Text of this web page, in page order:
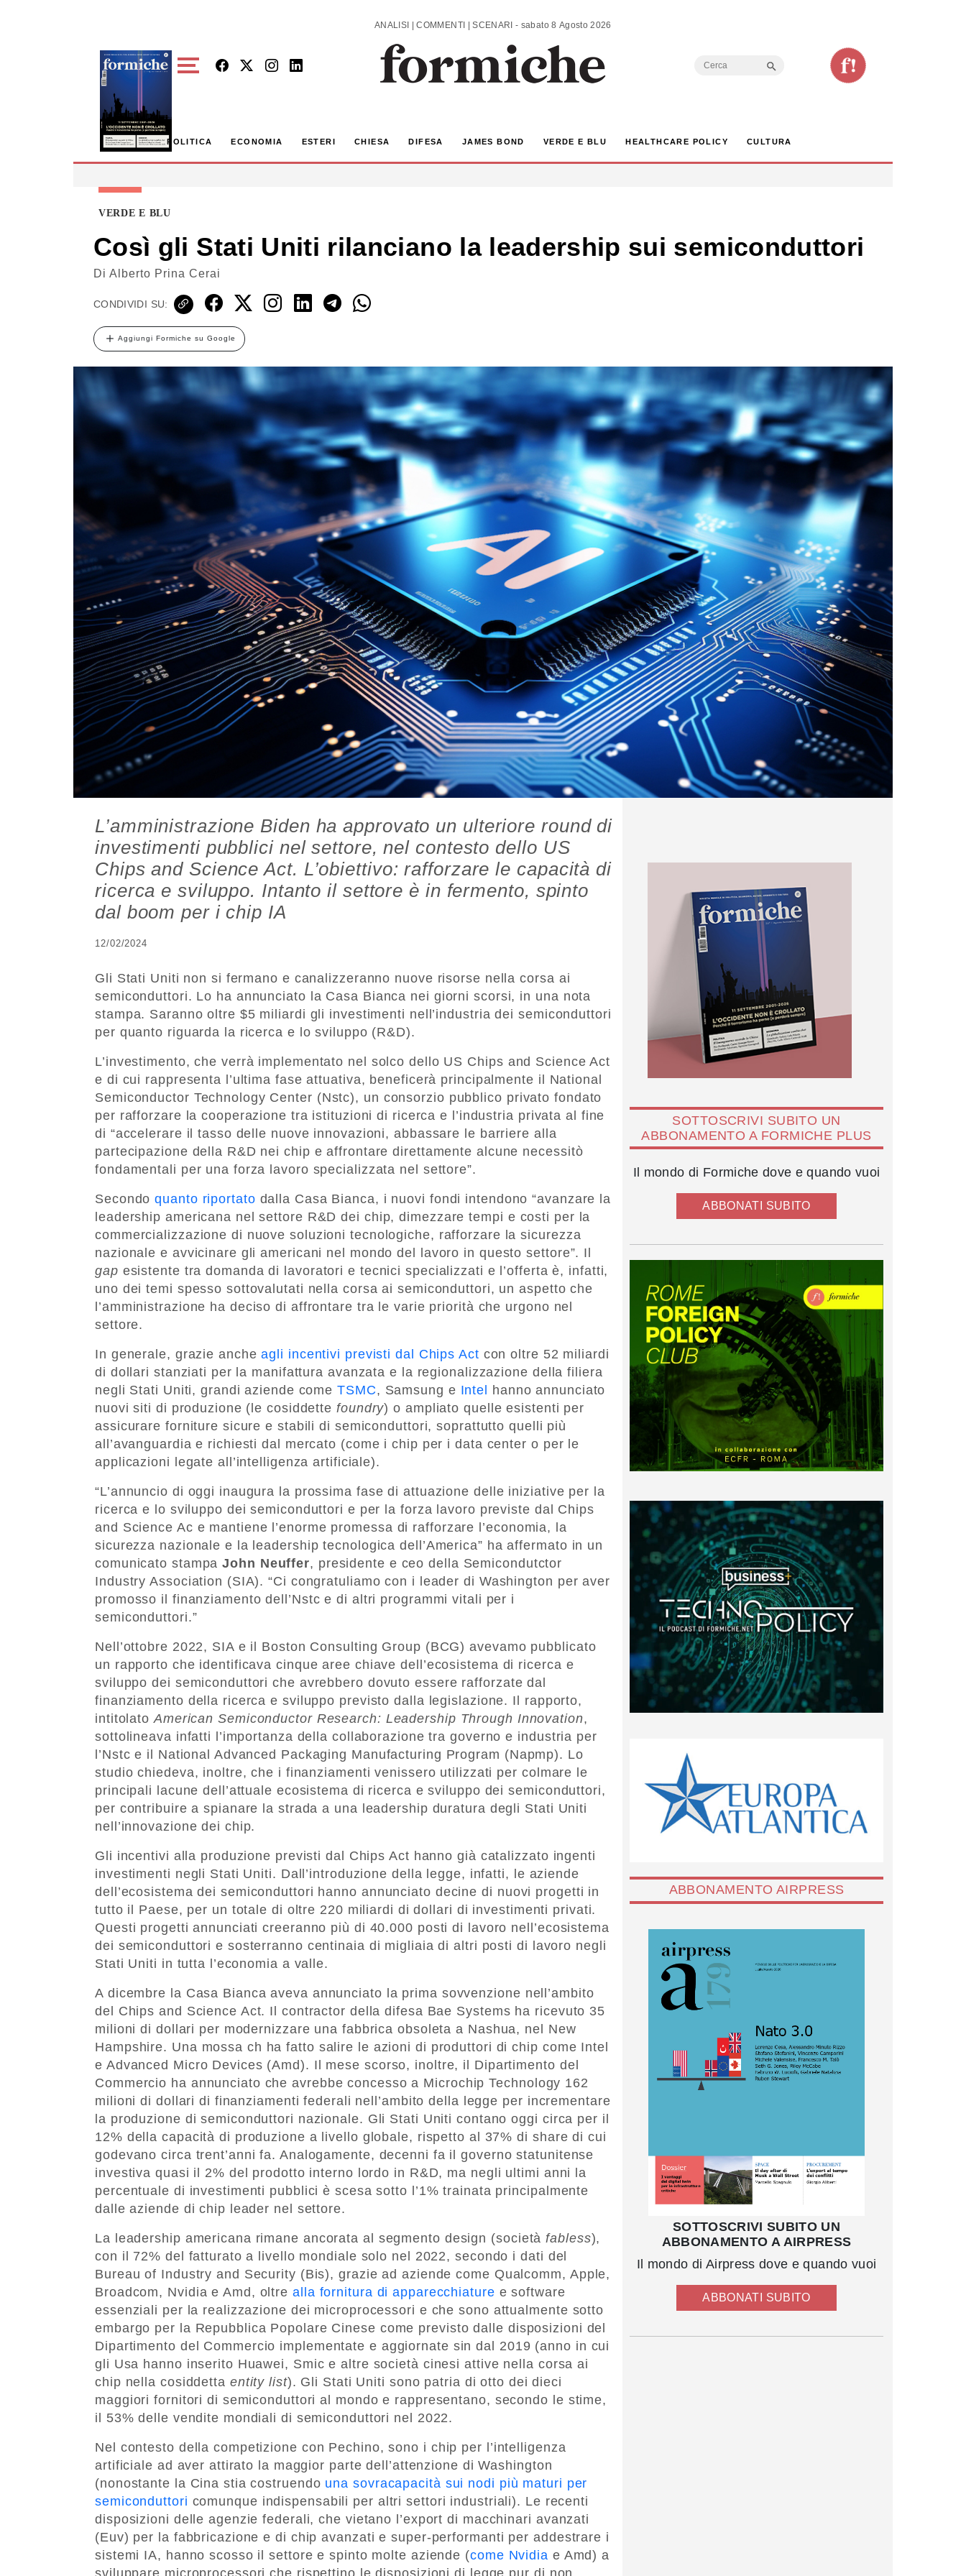
ANALISI | COMMENTI | SCENARI - sabato 8 Agosto 2026
Search
POLITICA ECONOMIA ESTERI CHIESA DIFESA JAMES BOND VERDE E BLU HEALTHCARE POLICY CULTURA
VERDE E BLU
Così gli Stati Uniti rilanciano la leadership sui semiconduttori
Di Alberto Prina Cerai
CONDIVIDI SU:
Aggiungi Formiche su Google
L’amministrazione Biden ha approvato un ulteriore round di
investimenti pubblici nel settore, nel contesto dello US
Chips and Science Act. L’obiettivo: rafforzare le capacità di
ricerca e sviluppo. Intanto il settore è in fermento, spinto
dal boom per i chip IA
12/02/2024
Gli Stati Uniti non si fermano e canalizzeranno nuove risorse nella corsa ai
semiconduttori. Lo ha annunciato la Casa Bianca nei giorni scorsi, in una nota
stampa. Saranno oltre $5 miliardi gli investimenti nell’industria dei semiconduttori
per quanto riguarda la ricerca e lo sviluppo (R&D).
L’investimento, che verrà implementato nel solco dello US Chips and Science Act
e di cui rappresenta l’ultima fase attuativa, beneficerà principalmente il National
Semiconductor Technology Center (Nstc), un consorzio pubblico privato fondato
per rafforzare la cooperazione tra istituzioni di ricerca e l’industria privata al fine
di “accelerare il tasso delle nuove innovazioni, abbassare le barriere alla
partecipazione della R&D nei chip e affrontare direttamente alcune necessitò
fondamentali per una forza lavoro specializzata nel settore”.
Secondoquanto riportato dalla Casa Bianca, i nuovi fondi intendono “avanzare la
leadership americana nel settore R&D dei chip, dimezzare tempi e costi per la
commercializzazione di nuove soluzioni tecnologiche, rafforzare la sicurezza
nazionale e avvicinare gli americani nel mondo del lavoro in questo settore”. Il
gap esistente tra domanda di lavoratori e tecnici specializzati e l’offerta è, infatti,
uno dei temi spesso sottovalutati nella corsa ai semiconduttori, un aspetto che
l’amministrazione ha deciso di affrontare tra le varie priorità che urgono nel
settore.
In generale, grazie ancheagli incentivi previsti dal Chips Act con oltre 52 miliardi
di dollari stanziati per la manifattura avanzata e la regionalizzazione della filiera
negli Stati Uniti, grandi aziende comeTSMC, Samsung e Intel hanno annunciato
nuovi siti di produzione (le cosiddette foundry) o ampliato quelle esistenti per
assicurare forniture sicure e stabili di semiconduttori, soprattutto quelli più
all’avanguardia e richiesti dal mercato (come i chip per i data center o per le
applicazioni legate all’intelligenza artificiale).
“L’annuncio di oggi inaugura la prossima fase di attuazione delle iniziative per la
ricerca e lo sviluppo dei semiconduttori e per la forza lavoro previste dal Chips
and Science Ac e mantiene l’enorme promessa di rafforzare l’economia, la
sicurezza nazionale e la leadership tecnologica dell’America” ha affermato in un
comunicato stampaJohn Neuffer, presidente e ceo della Semicondutctor
Industry Association (SIA). “Ci congratuliamo con i leader di Washington per aver
promosso il finanziamento dell’Nstc e di altri programmi vitali per i
semiconduttori.”
Nell’ottobre 2022, SIA e il Boston Consulting Group (BCG) avevamo pubblicato
un rapporto che identificava cinque aree chiave dell’ecosistema di ricerca e
sviluppo dei semiconduttori che avrebbero dovuto essere rafforzate dal
finanziamento della ricerca e sviluppo previsto dalla legislazione. Il rapporto,
intitolato American Semiconductor Research: Leadership Through Innovation,
sottolineava infatti l’importanza della collaborazione tra governo e industria per
l’Nstc e il National Advanced Packaging Manufacturing Program (Napmp). Lo
studio chiedeva, inoltre, che i finanziamenti venissero utilizzati per colmare le
principali lacune dell’attuale ecosistema di ricerca e sviluppo dei semiconduttori,
per contribuire a spianare la strada a una leadership duratura degli Stati Uniti
nell’innovazione dei chip.
Gli incentivi alla produzione previsti dal Chips Act hanno già catalizzato ingenti
investimenti negli Stati Uniti. Dall’introduzione della legge, infatti, le aziende
dell’ecosistema dei semiconduttori hanno annunciato decine di nuovi progetti in
tutto il Paese, per un totale di oltre 220 miliardi di dollari di investimenti privati.
Questi progetti annunciati creeranno più di 40.000 posti di lavoro nell’ecosistema
dei semiconduttori e sosterranno centinaia di migliaia di altri posti di lavoro negli
Stati Uniti in tutta l’economia a valle.
A dicembre la Casa Bianca aveva annunciato la prima sovvenzione nell’ambito
del Chips and Science Act. Il contractor della difesa Bae Systems ha ricevuto 35
milioni di dollari per modernizzare una fabbrica obsoleta a Nashua, nel New
Hampshire. Una mossa ch ha fatto salire le azioni di produttori di chip come Intel
e Advanced Micro Devices (Amd). Il mese scorso, inoltre, il Dipartimento del
Commercio ha annunciato che avrebbe concesso a Microchip Technology 162
milioni di dollari di finanziamenti federali nell’ambito della legge per incrementare
la produzione di semiconduttori nazionale. Gli Stati Uniti contano oggi circa per il
12% della capacità di produzione a livello globale, rispetto al 37% di share di cui
godevano circa trent’anni fa. Analogamente, decenni fa il governo statunitense
investiva quasi il 2% del prodotto interno lordo in R&D, ma negli ultimi anni la
percentuale di investimenti pubblici è scesa sotto l’1% trainata principalmente
dalle aziende di chip leader nel settore.
La leadership americana rimane ancorata al segmento design (società fabless),
con il 72% del fatturato a livello mondiale solo nel 2022, secondo i dati del
Bureau of Industry and Security (Bis), grazie ad aziende come Qualcomm, Apple,
Broadcom, Nvidia e Amd, oltre alla fornitura di apparecchiature e software
essenziali per la realizzazione dei microprocessori e che sono attualmente sotto
embargo per la Repubblica Popolare Cinese come previsto dalle disposizioni del
Dipartimento del Commercio implementate e aggiornate sin dal 2019 (anno in cui
gli Usa hanno inserito Huawei, Smic e altre società cinesi attive nella corsa ai
chip nella cosiddetta entity list). Gli Stati Uniti sono patria di otto dei dieci
maggiori fornitori di semiconduttori al mondo e rappresentano, secondo le stime,
il 53% delle vendite mondiali di semiconduttori nel 2022.
Nel contesto della competizione con Pechino, sono i chip per l’intelligenza
artificiale ad aver attirato la maggior parte dell’attenzione di Washington
(nonostante la Cina stia costruendo una sovracapacità sui nodi più maturi per
semiconduttori comunque indispensabili per altri settori industriali). Le recenti
disposizioni delle agenzie federali, che vietano l’export di macchinari avanzati
(Euv) per la fabbricazione e di chip avanzati e super-performanti per addestrare i
sistemi IA, hanno scosso il settore e spinto molte aziende (come Nvidia e Amd) a
sviluppare microprocessori che rispettino le disposizioni di legge pur di non
SOTTOSCRIVI SUBITO UN
ABBONAMENTO A FORMICHE PLUS
Il mondo di Formiche dove e quando vuoi
ABBONATI SUBITO
ABBONAMENTO AIRPRESS
SOTTOSCRIVI SUBITO UN
ABBONAMENTO A AIRPRESS
Il mondo di Airpress dove e quando vuoi
ABBONATI SUBITO